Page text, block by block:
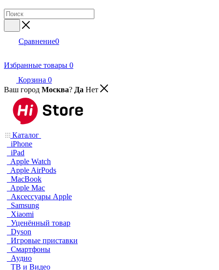
Сравнение0
Избранные товары 0
Корзина 0
Ваш город Москва? Да Нет
Каталог
iPhone
iPad
Apple Watch
Apple AirPods
MacBook
Apple Mac
Аксессуары Apple
Samsung
Xiaomi
Уценённый товар
Dyson
Игровые приставки
Смартфоны
Аудио
ТВ и Видео